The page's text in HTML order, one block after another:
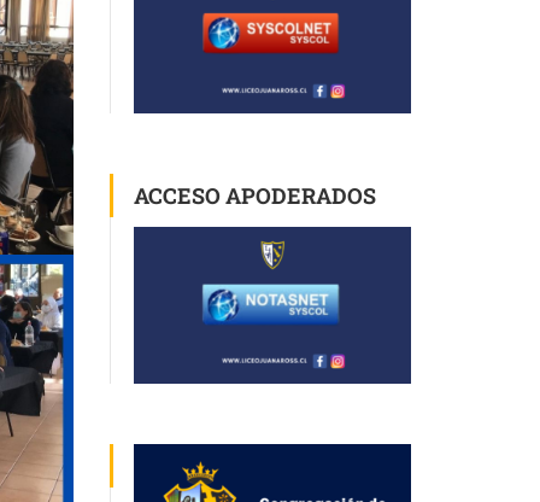
ACCESO APODERADOS